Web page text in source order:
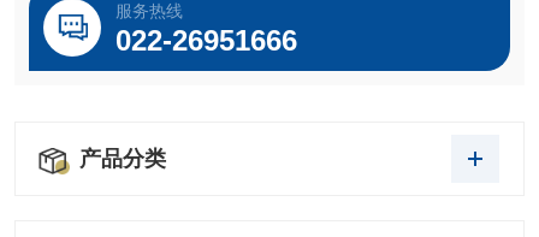
服务热线
022-26951666
产品分类